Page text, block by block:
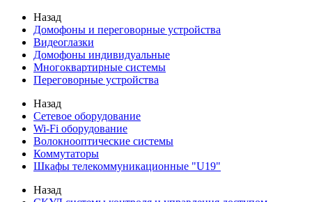
Назад
Домофоны и переговорные устройства
Видеоглазки
Домофоны индивидуальные
Многоквартирные системы
Переговорные устройства
Назад
Сетевое оборудование
Wi-Fi оборудование
Волокнооптические системы
Коммутаторы
Шкафы телекоммуникационные "U19"
Назад